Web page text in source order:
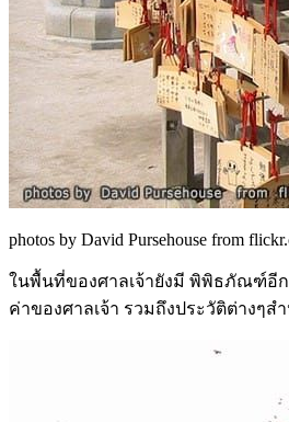
photos by David Pursehouse from
ในพื้นที่ของศาลเจ้ายังมี พิพิธภัณฑ์อีก
ค่าของศาลเจ้า รวมถึงประวัติต่างๆส